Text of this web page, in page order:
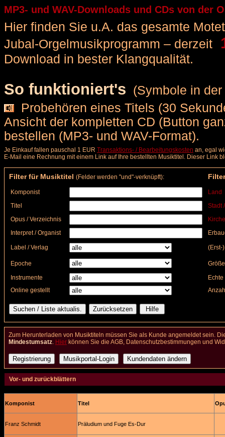
MP3- und WAV-Downloads und CDs von
Hier finden Sie u.A. das gesamte
Jubal-Orgelmusikprogramm – derzeit
Download in bester Klangqualität.
So funktioniert's (Symbole in
Probehören eines Titels (30
Ansicht der kompletten CD (Button
bestellen (MP3- und WAV-Format).
Je Einkauf fallen pauschal 1 EUR Transaktions- / Bearbeitungskosten an, egal
E-Mail eine Rechnung mit einem Link auf Ihre bestellten Musiktitel. Dieser
Filter für Musiktitel (Felder werden "und"-verknüpft):
Komponist
Land
Titel
Stadt
Opus / Verzeichnis
Interpret / Organist
Label / Verlag (Erst-
Epoche
Instrumente
Online gestellt
Zum Herunterladen von Musiktiteln müssen Sie als Kunde angemeldet sein.
Mindestumsatz. Hier können Sie die AGB, Datenschutzbestimmungen und
Vor- und zurückblättern
Komponist Titel
Franz Schmidt Präludium und Fuge Es-Dur